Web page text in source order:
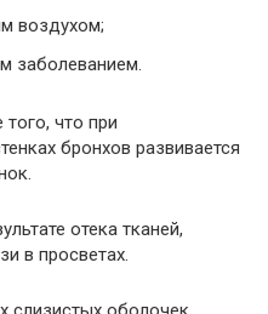
воздухом;
заболеванием.
что при
бронхов развивается
отека тканей,
в просветах.